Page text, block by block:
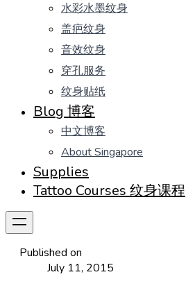
水彩水墨纹身
盖疤纹身
音效纹身
穿孔服务
纹身贴纸
Blog 博客
中文博客
About Singapore
Supplies
Tattoo Courses 纹身课程
Published on
July 11, 2015